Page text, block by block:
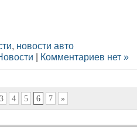
, новости авто
| Комментариев нет »
3 4 5 6 7 »